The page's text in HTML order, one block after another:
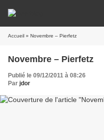
Accueil » Novembre – Pierfetz
Novembre – Pierfetz
Publié le 09/12/2011 à 08:26
Par jdor